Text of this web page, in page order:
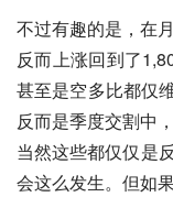
不过有趣的是，在
反而上涨回到了
甚至是空多比都仅
反而是季度交割中
当然这些都仅仅是
会这么发生。但如